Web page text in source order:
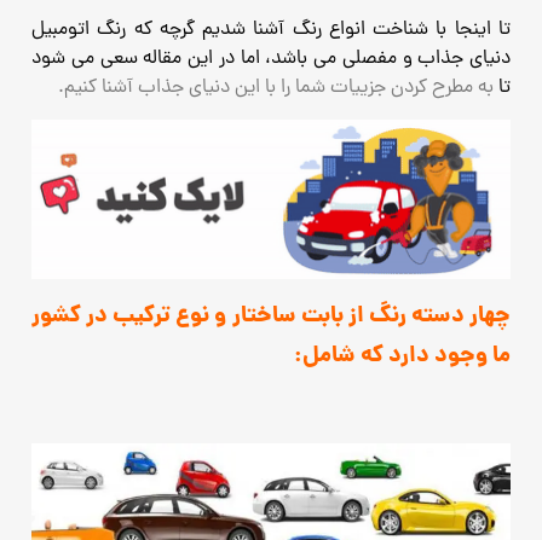
تا اینجا با شناخت انواع رنگ آشنا شدیم گرچه که رنگ اتومبیل
دنیای جذاب و مفصلی می باشد، اما در این مقاله سعی می شود
تا به مطرح کردن جزییات شما را با این دنیای جذاب آشنا کنیم.
چهار دسته رنگ از بابت ساختار و نوع ترکیب در کشور
ما وجود دارد که شامل: